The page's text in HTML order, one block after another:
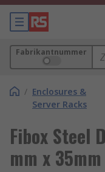
Fabrikantnummer
/ Enclosures &
Server Racks
Fibox Steel
mm x